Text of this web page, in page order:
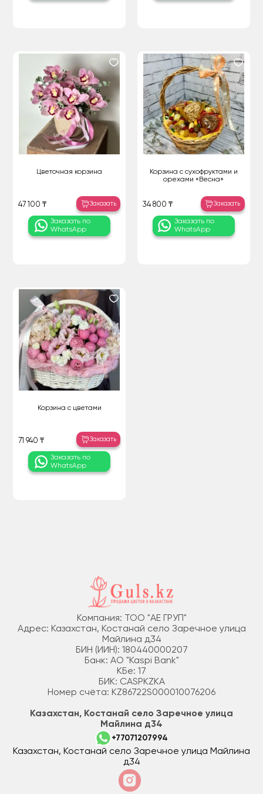
Цветочная корзина
47 100 ₸ Заказать
Заказать по
WhatsApp
Корзина с сухофруктами и
орехами «Весна»
34 800 ₸ Заказать
Заказать по
WhatsApp
Корзина с цветами
71 940 ₸ Заказать
Заказать по
WhatsApp
Компания: ТОО "АЕ ГРУП"
Адрес: Казахстан, Костанай село Заречное улица
Майлина д34
БИН (ИИН): 180440000207
Банк: АО "Kaspi Bank"
КБе: 17
БИК: CASPKZKA
Номер счёта: KZ86722S000010076206
Казахстан, Костанай село Заречное улица
Майлина д34
+77071207994
Казахстан, Костанай село Заречное улица Майлина
д34